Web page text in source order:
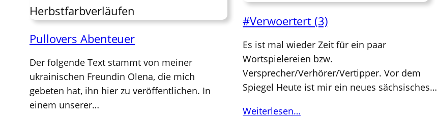
Pullovers Abenteuer
Der folgende Text stammt von meiner
ukrainischen Freundin Olena, die mich
gebeten hat, ihn hier zu veröffentlichen. In
einem unserer…
#Verwoertert (3)
Es ist mal wieder Zeit für ein paar
Wortspielereien bzw.
Versprecher/Verhörer/Vertipper. Vor dem
Spiegel Heute ist mir ein neues sächsisches…
Weiterlesen…